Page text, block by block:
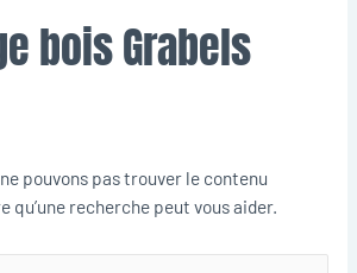
bois Grabels
pouvons pas trouver le contenu
qu’une recherche peut vous aider.